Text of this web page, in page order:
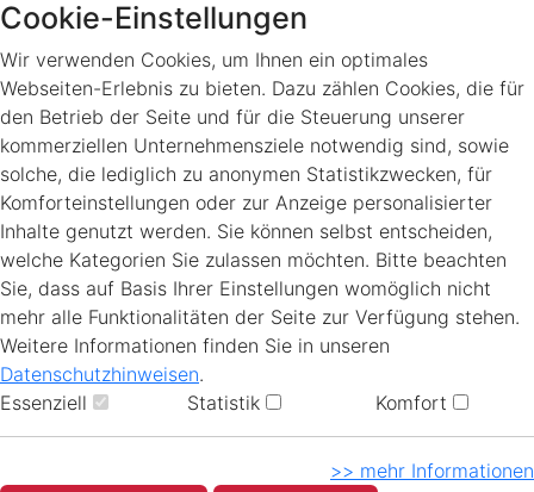
Cookie-Einstellungen
Wir verwenden Cookies, um Ihnen ein optimales
Webseiten-Erlebnis zu bieten. Dazu zählen Cookies, die für
den Betrieb der Seite und für die Steuerung unserer
kommerziellen Unternehmensziele notwendig sind, sowie
solche, die lediglich zu anonymen Statistikzwecken, für
Komforteinstellungen oder zur Anzeige personalisierter
Inhalte genutzt werden. Sie können selbst entscheiden,
welche Kategorien Sie zulassen möchten. Bitte beachten
Sie, dass auf Basis Ihrer Einstellungen womöglich nicht
mehr alle Funktionalitäten der Seite zur Verfügung stehen.
Weitere Informationen finden Sie in unseren
Datenschutzhinweisen.
Essenziell
Statistik Komfort
>> mehr Informationen